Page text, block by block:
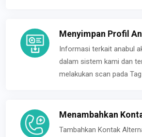
Menyimpan Profil
Informasi terkait anabul
dalam sistem kami dan
melakukan scan pada
Menambahkan
Tambahkan Kontak